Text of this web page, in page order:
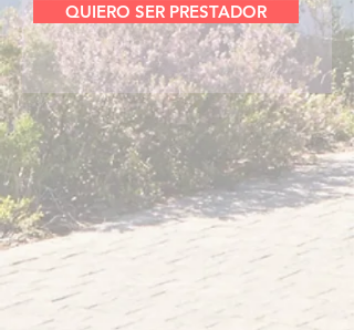
QUIERO SER PRESTADOR